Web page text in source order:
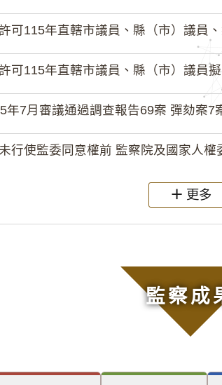
可115年直轄市議員、縣（市）議員、
可115年直轄市議員、縣（市）議員擬
年7月審議通過調查報告69案 彈劾案7
行使監委同意權前 監察院及國家人權
更多
監察成